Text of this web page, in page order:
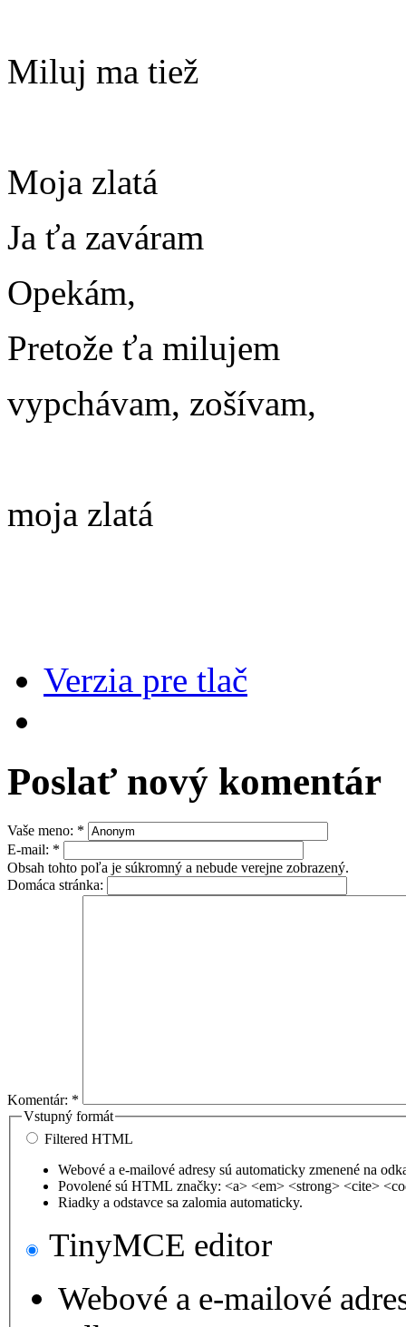
Miluj ma tiež
Moja zlatá
Ja ťa zaváram
Opekám,
Pretože ťa milujem
vypchávam, zošívam,
moja zlatá
Verzia pre tlač
Poslať nový komentár
Vaše meno: *
E-mail: *
Obsah tohto poľa je súkromný a nebude verejne zobrazený.
Domáca stránka:
Komentár: *
Vstupný formát
Filtered HTML
Webové a e-mailové adresy sú automaticky zmenené na
Povolené sú HTML značky: <a> <em> <strong> <cite>
Riadky a odstavce sa zalomia automaticky.
TinyMCE editor
Webové a e-mailové